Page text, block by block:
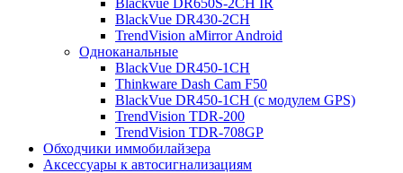
Blackvue DR650S-2CH IR
BlackVue DR430-2CH
TrendVision aMirror Android
Одноканальные
BlackVue DR450-1CH
Thinkware Dash Cam F50
BlackVue DR450-1CH (с модулем GPS)
TrendVision TDR-200
TrendVision TDR-708GP
Обходчики иммобилайзера
Аксессуары к автосигнализациям